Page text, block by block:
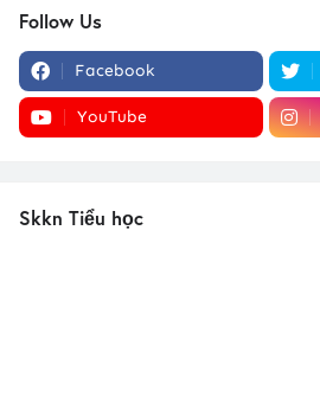
Follow Us
Facebook
YouTube
Skkn Tiểu học